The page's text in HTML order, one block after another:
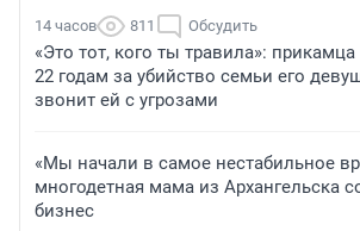
14 часов 811 Обсудить
«Это тот, кого ты травила»:
22 годам за убийство семьи его
звонит ей с угрозами
«Мы начали в самое нестабильное
многодетная мама из Архангельска
бизнес